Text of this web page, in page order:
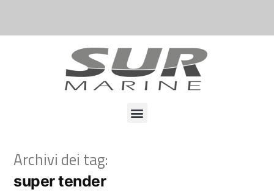
Archivi dei tag:
super tender